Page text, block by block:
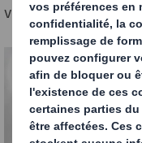
validité de la chaîne